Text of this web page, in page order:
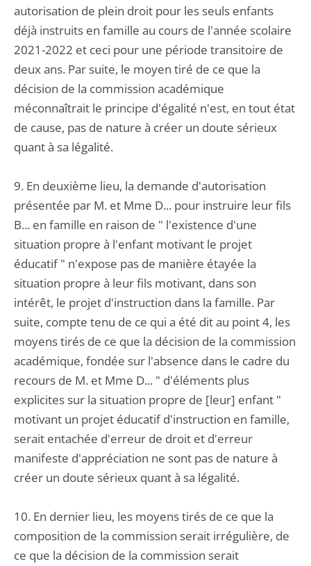
autorisation de plein droit pour les seuls enfants
déjà instruits en famille au cours de l'année scolaire
2021-2022 et ceci pour une période transitoire de
deux ans. Par suite, le moyen tiré de ce que la
décision de la commission académique
méconnaîtrait le principe d'égalité n'est, en tout état
de cause, pas de nature à créer un doute sérieux
quant à sa légalité.
9. En deuxième lieu, la demande d'autorisation
présentée par M. et Mme D... pour instruire leur fils
B... en famille en raison de " l'existence d'une
situation propre à l'enfant motivant le projet
éducatif " n'expose pas de manière étayée la
situation propre à leur fils motivant, dans son
intérêt, le projet d'instruction dans la famille. Par
suite, compte tenu de ce qui a été dit au point 4, les
moyens tirés de ce que la décision de la commission
académique, fondée sur l'absence dans le cadre du
recours de M. et Mme D... " d'éléments plus
explicites sur la situation propre de [leur] enfant "
motivant un projet éducatif d'instruction en famille,
serait entachée d'erreur de droit et d'erreur
manifeste d'appréciation ne sont pas de nature à
créer un doute sérieux quant à sa légalité.
10. En dernier lieu, les moyens tirés de ce que la
composition de la commission serait irrégulière, de
ce que la décision de la commission serait